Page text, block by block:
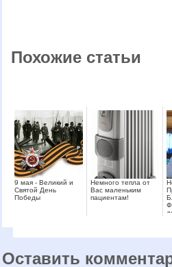
Похожие статьи
9 мая - Великий и
Святой День
Победы
Немного тепла от
Вас маленьким
пациентам!
Оставить